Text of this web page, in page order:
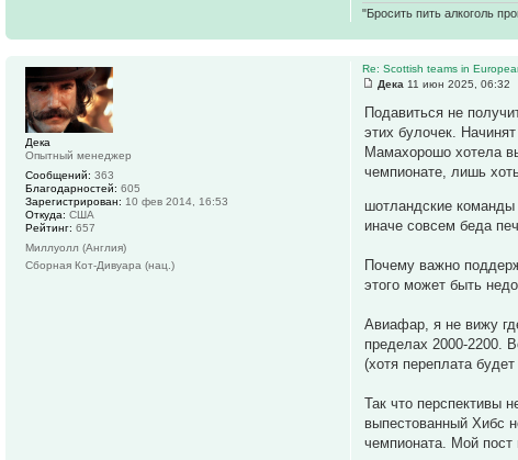
"Бросить пить алкоголь
Re: Scottish teams in
Дека 11 июн 2025, 06:32
Подавиться не
этих булочек.
Мамахорошо хотела
чемпионате, лишь
шотландские команды
иначе совсем беда
Почему важно
этого может быть
Авиафар, я не вижу
пределах 2000-2200.
(хотя переплата
Так что перспективы
выпестованный Хибс
чемпионата. Мой пост
Дека
Опытный менеджер
Сообщений: 363
Благодарностей: 605
Зарегистрирован: 10 фев 2014, 16:53
Откуда: США
Рейтинг: 657
Миллуолл (Англия)
Сборная Кот-Дивуара (нац.)